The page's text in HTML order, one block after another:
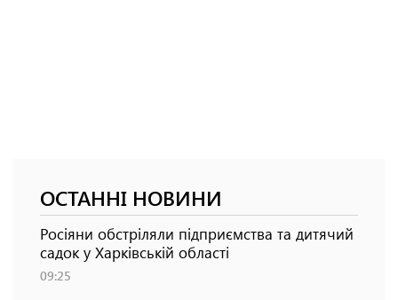
ОСТАННІ НОВИНИ
Росіяни обстріляли підприємства та дитячий
садок у Харківській області
09:25